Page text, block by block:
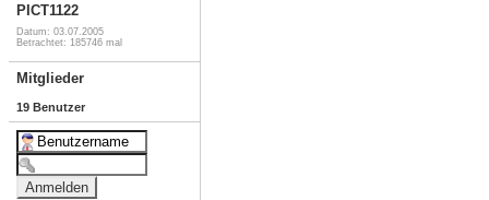
PICT1122
Datum: 03.07.2005
Betrachtet: 185746 mal
Mitglieder
19 Benutzer